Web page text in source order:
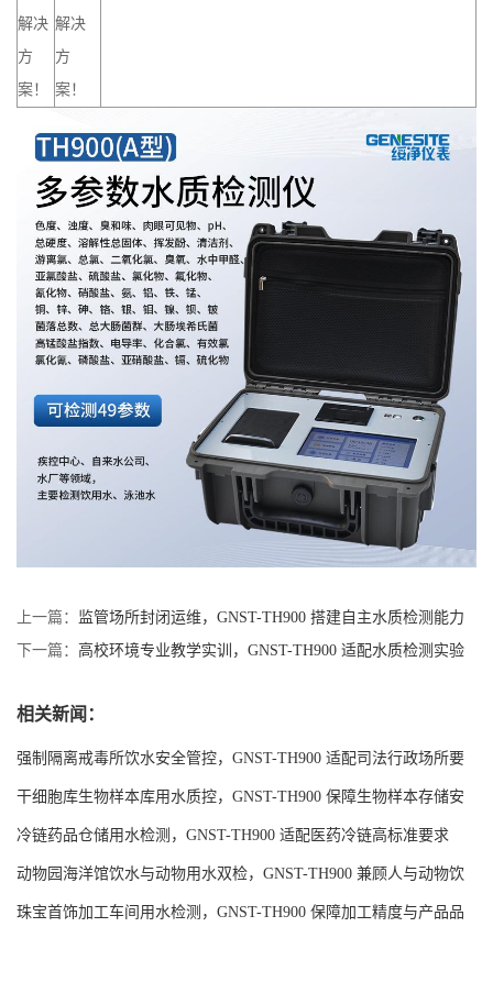
解决
方
案！
解决
方
案！
上一篇： 监管场所封闭运维，GNST-TH900 搭建自主水质检测能力
下一篇： 高校环境专业教学实训，GNST-TH900 适配水质检测实验
相关新闻：
强制隔离戒毒所饮水安全管控，GNST-TH900 适配司法行政场所要
求
干细胞库生物样本库用水质控，GNST-TH900 保障生物样本存储安
全
冷链药品仓储用水检测，GNST-TH900 适配医药冷链高标准要求
动物园海洋馆饮水与动物用水双检，GNST-TH900 兼顾人与动物饮
水安全
珠宝首饰加工车间用水检测，GNST-TH900 保障加工精度与产品品